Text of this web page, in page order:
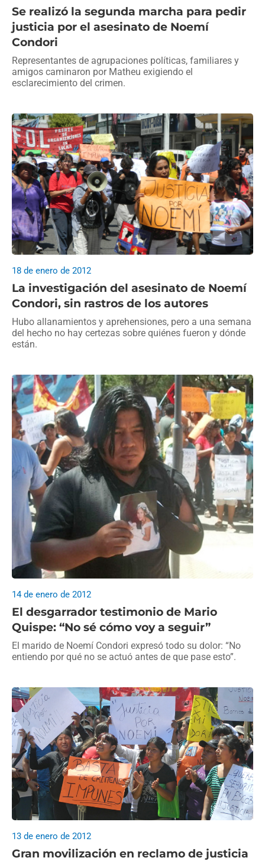
Se realizó la segunda marcha para pedir
justicia por el asesinato de Noemí
Condori
Representantes de agrupaciones políticas, familiares y
amigos caminaron por Matheu exigiendo el
esclarecimiento del crimen.
La investigación del asesinato de Noemí
Condori, sin rastros de los autores
18 de enero de 2012
Hubo allanamientos y aprehensiones, pero a una semana
del hecho no hay certezas sobre quiénes fueron y dónde
están.
El desgarrador testimonio de Mario
Quispe: “No sé cómo voy a seguir”
14 de enero de 2012
El marido de Noemí Condori expresó todo su dolor: “No
entiendo por qué no se actuó antes de que pase esto”.
Gran movilización en reclamo de justicia
13 de enero de 2012